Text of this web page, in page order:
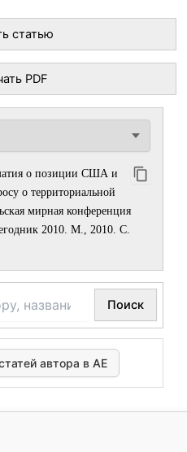
статью
PDF
о позиции США и
о территориальной
мирная конференция
2010. М., 2010. С.
Поиск
автора в АЕ